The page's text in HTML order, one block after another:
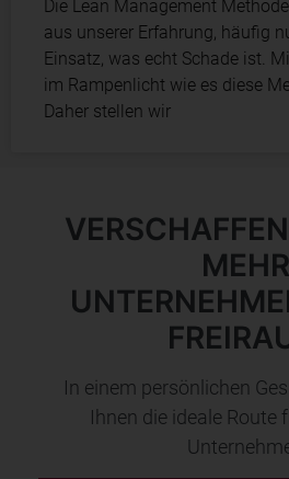
Die Lean Management
aus unserer Erfahrung, häufig
Einsatz, was echt Schade ist.
im Rampenlicht wie es diese
Daher stellen wir
MEHR
In einem persönlichen
Ihnen die ideale Route